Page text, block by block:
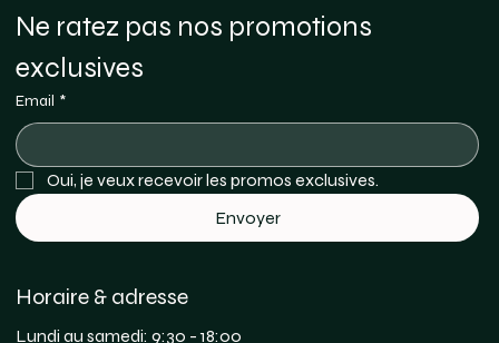
Ne ratez pas nos promotions
exclusives
Email *
Envoyer
Horaire & adresse
Lundi au samedi: 9:30 - 18:00